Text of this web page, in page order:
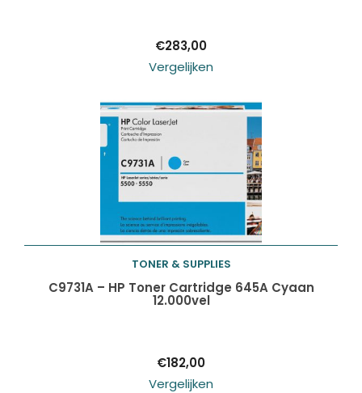
€283,00
Vergelijken
Toevoegen aan
TONER & SUPPLIES
C9731A – HP Toner Cartridge 645A Cyaan
12.000vel
€182,00
Vergelijken